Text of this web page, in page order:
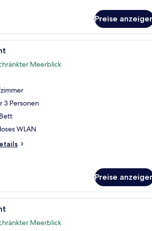
Preise
Ein modernes Wohnzimmer
Meerblick
3 Personen
WLAN
Preise
Ein Hotelzimmer mit großem
Meerblick